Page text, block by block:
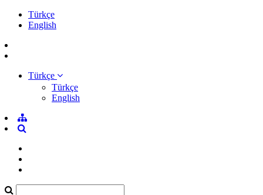
Türkçe
English
Türkçe
Türkçe
English